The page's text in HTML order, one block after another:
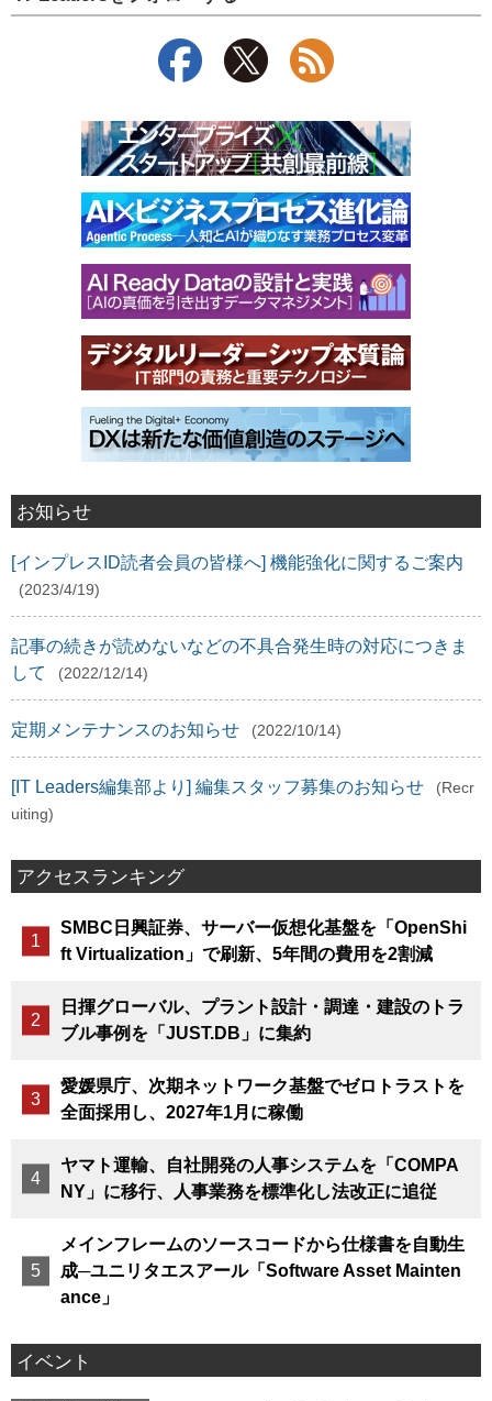
お知らせ
[インプレスID読者会員の皆様へ] 機能強化に関するご案内
(2023/4/19)
記事の続きが読めないなどの不具合発生時の対応につきま
して
(2022/12/14)
定期メンテナンスのお知らせ (2022/10/14)
[IT Leaders編集部より] 編集スタッフ募集のお知らせ
(Recr
uiting)
アクセスランキング
SMBC日興証券、サーバー仮想化基盤を「OpenShi
ft Virtualization」で刷新、5年間の費用を2割減
日揮グローバル、プラント設計・調達・建設のトラ
ブル事例を「JUST.DB」に集約
愛媛県庁、次期ネットワーク基盤でゼロトラストを
全面採用し、2027年1月に稼働
ヤマト運輸、自社開発の人事システムを「COMPA
NY」に移行、人事業務を標準化し法改正に追従
メインフレームのソースコードから仕様書を自動生
成─ユニリタエスアール「Software Asset Mainten
ance」
イベント